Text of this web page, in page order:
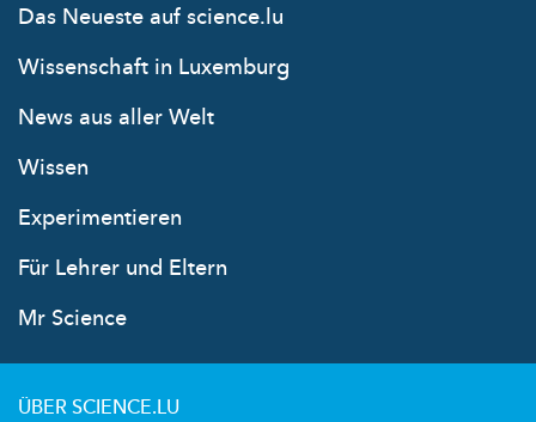
Das Neueste auf science.lu
Wissenschaft in Luxemburg
News aus aller Welt
Wissen
Experimentieren
Für Lehrer und Eltern
Mr Science
ÜBER SCIENCE.LU